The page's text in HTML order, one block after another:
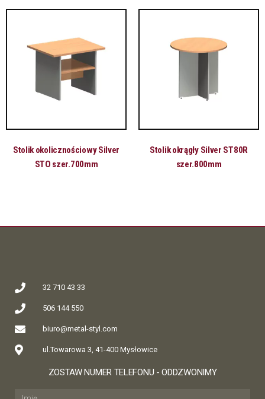
Stolik okolicznościowy Silver
STO szer.700mm
Stolik okrągły Silver ST80R
szer.800mm
32 710 43 33
506 144 550
biuro@metal-styl.com
ul.Towarowa 3, 41-400 Mysłowice
ZOSTAW NUMER TELEFONU - ODDZWONIMY